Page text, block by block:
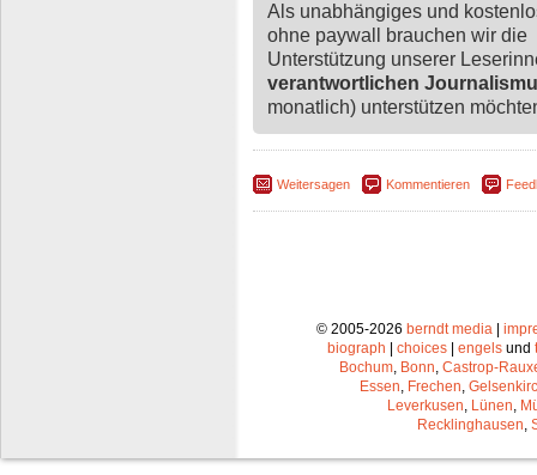
Als unabhängiges und
ohne paywall brauchen wir die
Unterstützung unserer
verantwortlichen
monatlich) unterstützen
Weitersagen Kommentieren
© 2005-2026 berndt media|
biograph
choices engels und
Bochum, Bonn, Castrop-
Essen, Frechen,
Leverkusen, Lünen,
Recklinghausen,